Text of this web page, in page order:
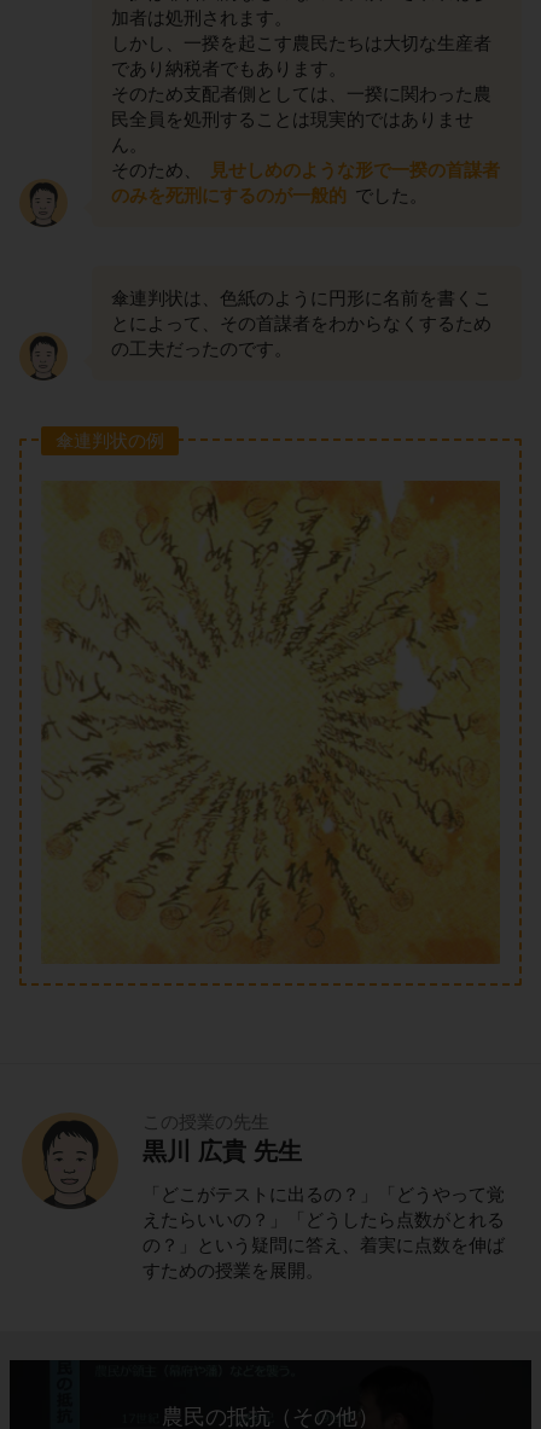
加者は処刑されます。
しかし、一揆を起こす農民たちは大切な生産者
であり納税者でもあります。
そのため支配者側としては、一揆に関わった農
民全員を処刑することは現実的ではありませ
ん。
そのため、
見せしめのような形で一揆の首謀者
のみを死刑にするのが一般的 でした。
傘連判状は、色紙のように円形に名前を書くこ
とによって、その首謀者をわからなくするため
の工夫だったのです。
傘連判状の例
この授業の先生
黒川 広貴 先生
「どこがテストに出るの？」「どうやって覚
えたらいいの？」「どうしたら点数がとれる
の？」という疑問に答え、着実に点数を伸ば
すための授業を展開。
農民の抵抗（その他）